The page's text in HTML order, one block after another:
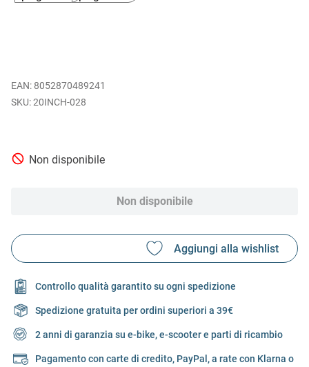
EAN: 8052870489241
20INCH-028
Non disponibile
Non disponibile
Controllo qualità garantito su ogni spedizione
Spedizione gratuita per ordini superiori a 39€
2 anni di garanzia su e-bike, e-scooter e parti di ricambio
Pagamento con carte di credito, PayPal, a rate con Klarna o